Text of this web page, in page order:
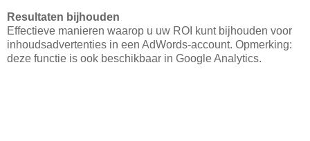
Resultaten bijhouden
Effectieve manieren waarop u uw ROI kunt bijhouden voor
inhoudsadvertenties in een AdWords-account. Opmerking:
deze functie is ook beschikbaar in Google Analytics.